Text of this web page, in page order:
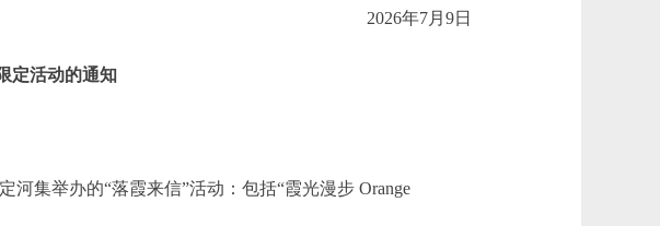
2026年7月9日
定活动的通知
集举办的“落霞来信”活动：包括“霞光漫步 Orange